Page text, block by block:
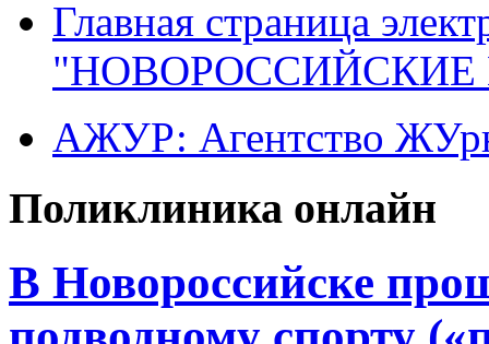
Главная страница
"НОВОРОССИЙСКИЕ
АЖУР: Агентство
Поликлиника онлайн
В Новороссийске